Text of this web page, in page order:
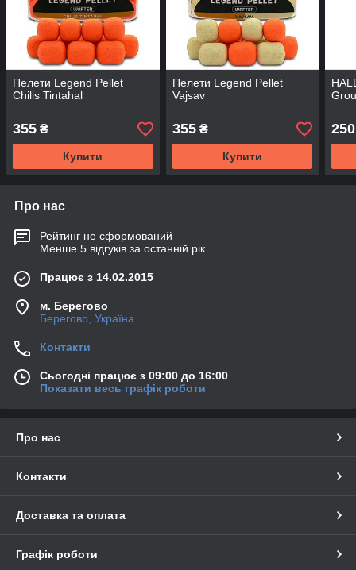
Пелети Legend Pellet
Chilis Tintahal
355 ₴
Купити
Пелети Legend Pellet
Vajsav
355₴
Купити
250
Про нас
Рейтинг не сформований
Менше 5 відгуків за останній рік
Працює з 14.02.2015
м. Берегово
Берегово, Україна
Контакти
Сьогодні працює з 09:00 до 16:00
Показати весь графік роботи
Про нас
Контакти
Доставка та оплата
Графік роботи